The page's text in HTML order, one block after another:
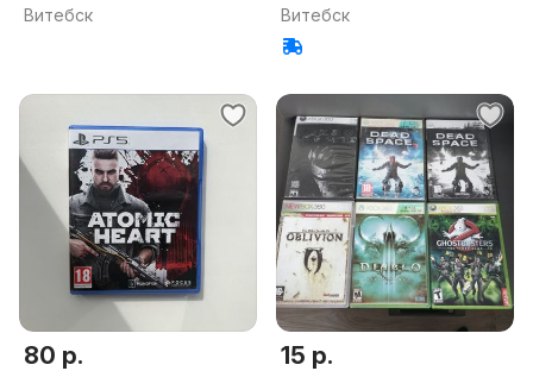
Витебск Витебск
80 р. 15 р.